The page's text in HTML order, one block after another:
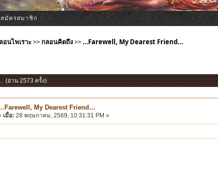
สมัครสมาชิก
นไพเราะ>>กลอนคิดถึง>>…Farewell, My Dearest Friend…
(อ่าน 2573 ครั้ง)
My Dearest Friend…
เมื่อ: 28 พฤษภาคม, 2569, 10:31:31 PM »